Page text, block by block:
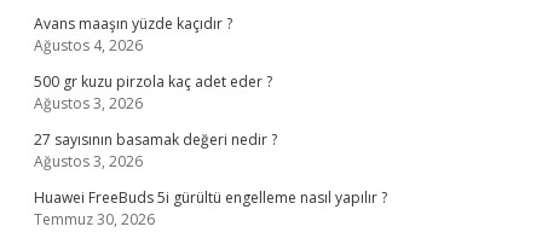
Avans maaşın yüzde kaçıdır ?
Ağustos 4, 2026
500 gr kuzu pirzola kaç adet eder ?
Ağustos 3, 2026
27 sayısının basamak değeri nedir ?
Ağustos 3, 2026
Huawei FreeBuds 5i gürültü engelleme nasıl yapılır ?
Temmuz 30, 2026